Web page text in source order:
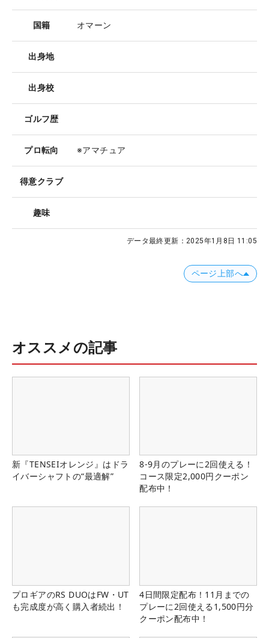
国籍 オマーン
出身地
出身校
ゴルフ歴
プロ転向 ※アマチュア
得意クラブ
趣味
データ最終更新： 2025年1月8日 11:05
ページ上部へ
オススメの記事
新『TENSEIオレンジ』はドラ
イバーシャフトの“最適解”
8-9月のプレーに2回使える！
コース限定2,000円クーポン
配布中！
プロギアのRS DUOはFW・UT
も完成度が高く購入者続出！
4日間限定配布！11月までの
プレーに2回使える1,500円分
クーポン配布中！